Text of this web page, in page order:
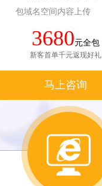
包域名空间内容上传
3680元全包
新客首单千元返现好礼
马上咨询